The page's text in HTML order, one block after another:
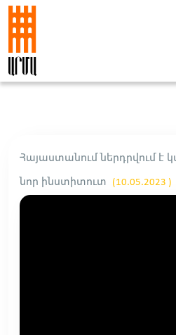
Հայաստանում ներդրվում
նոր ինստիտուտ
(10.05.2023 )